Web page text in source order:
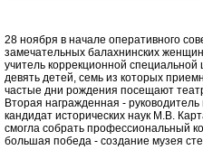
28 ноября в начале оперативного
замечательных балахнинских
учитель коррекционной
девять детей, семь из которых
частые дни рождения посещают
Вторая награжденная -
кандидат исторических наук М.В.
смогла собрать профессиональный
большая победа - создание музея